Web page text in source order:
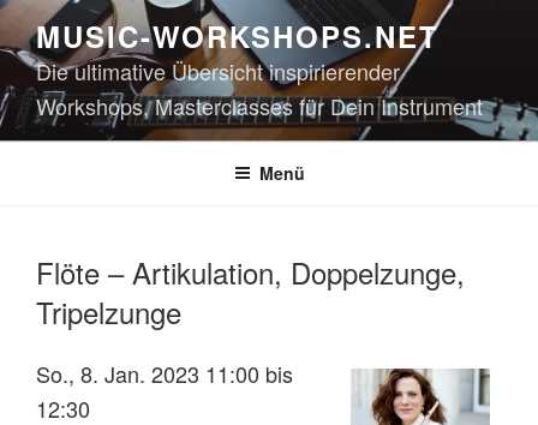
Zum
Inhalt
springen
MUSIC-WORKSHOPS.NET
Die ultimative Übersicht inspirierender
Workshops, Masterclasses für Dein Instrument
Menü
Flöte – Artikulation, Doppelzunge,
Tripelzunge
So., 8. Jan. 2023 11:00 bis
12:30